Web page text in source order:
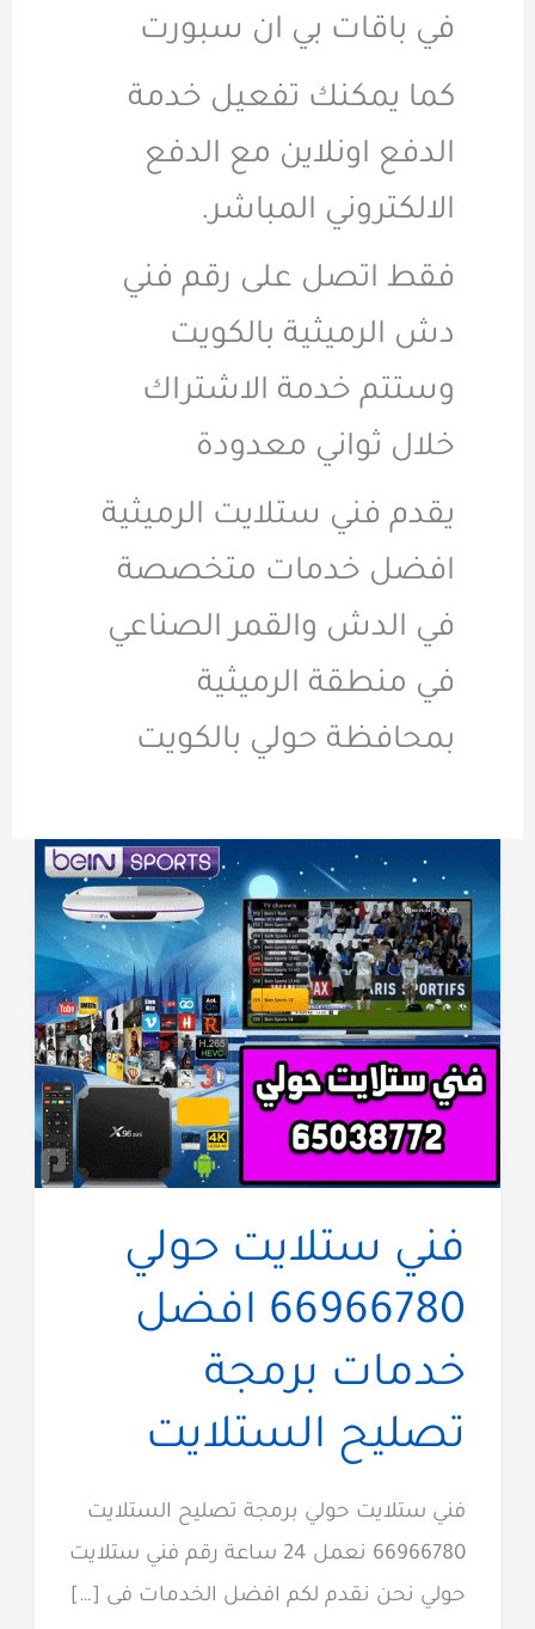
في باقات بي ان سبورت
كما يمكنك تفعيل خدمة
الدفع اونلاين مع الدفع
الالكتروني المباشر.
فقط اتصل على رقم فني
دش الرميثية بالكويت
وستتم خدمة الاشتراك
خلال ثواني معدودة
يقدم فني ستلايت الرميثية
افضل خدمات متخصصة
في الدش والقمر الصناعي
في منطقة الرميثية
بمحافظة حولي بالكويت
فني ستلايت حولي
66966780 افضل
خدمات برمجة
تصليح الستلايت
فني ستلايت حولي برمجة تصليح الستلايت
66966780 نعمل 24 ساعة رقم فني ستلايت
حولي نحن نقدم لكم افضل الخدمات فى […]